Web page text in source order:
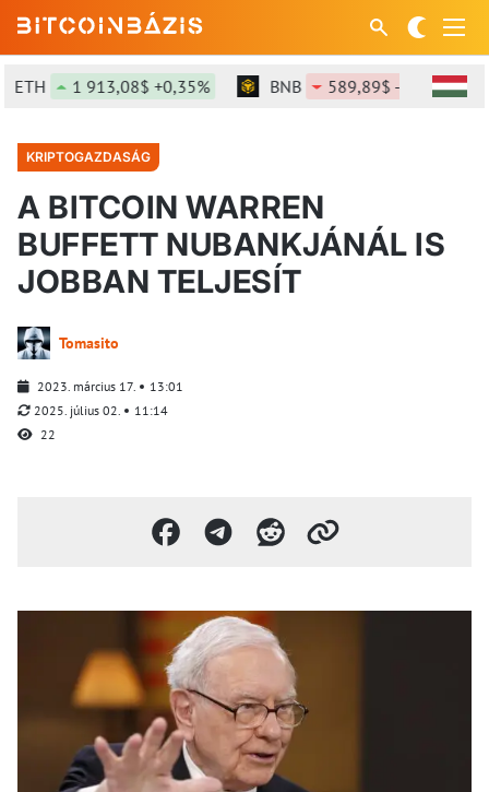
1 913,08$ +0,35% BNB 589,89$ -0,7%
KRIPTOGAZDASÁG
A BITCOIN WARREN
BUFFETT NUBANKJÁNÁL IS
JOBBAN TELJESÍT
Tomasito
2023. március 17.
13:01
2025. július 02.
11:14
22